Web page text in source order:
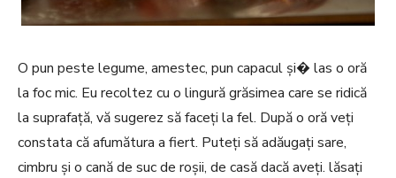
O pun peste legume, amestec, pun capacul și� las o oră
la foc mic. Eu recoltez cu o lingură grăsimea care se ridică
la suprafață, vă sugerez să faceți la fel. După o oră veți
constata că afumătura a fiert. Puteți să adăugați sare,
cimbru și o cană de suc de roșii, de casă dacă aveți. lăsați